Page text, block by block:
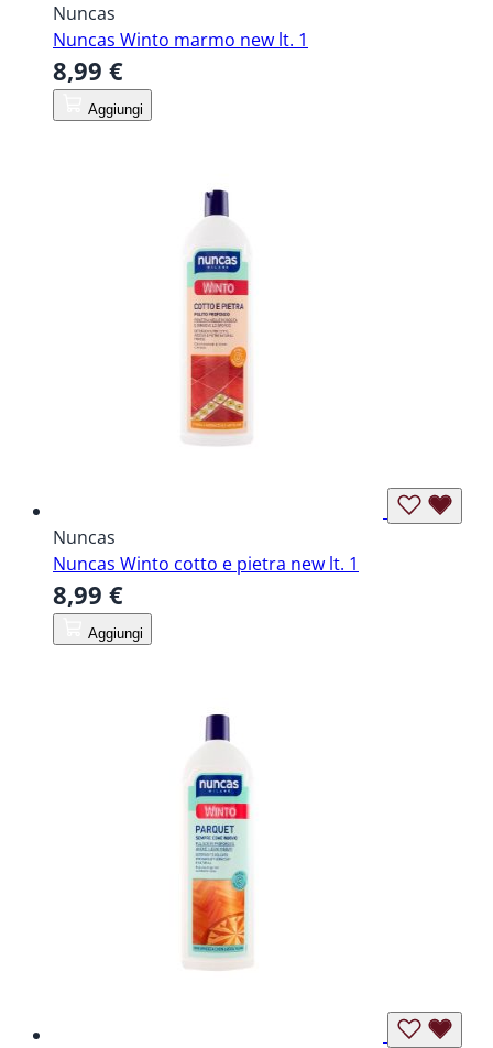
Nuncas
Nuncas Winto marmo new lt. 1
8,99 €
Aggiungi
Nuncas
Nuncas Winto cotto e pietra new lt. 1
8,99 €
Aggiungi